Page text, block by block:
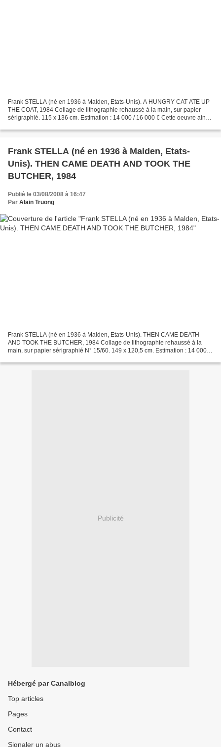
Frank STELLA (né en 1936 à Malden, Etats-Unis). A HUNGRY CAT ATE UP
THE COAT, 1984 Collage de lithographie rehaussé à la main, sur papier
sérigraphié. 115 x 136 cm. Estimation : 14 000 / 16 000 € Cette oeuvre ainsi
http://alaintruong.canalblog.com/archives/2008/08/03/10123399.html...
Frank STELLA (né en 1936 à Malden, Etats-
Unis). THEN CAME DEATH AND TOOK THE
BUTCHER, 1984
Publié le 03/08/2008 à 16:47
Par Alain Truong
Frank STELLA (né en 1936 à Malden, Etats-Unis). THEN CAME DEATH
AND TOOK THE BUTCHER, 1984 Collage de lithographie rehaussé à la
main, sur papier sérigraphié N° 15/60. 149 x 120,5 cm. Estimation : 14 000 /
Publicité
Hébergé par Canalblog
Top articles
Pages
Contact
Signaler un abus